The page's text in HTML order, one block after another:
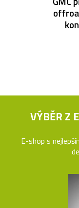
VÝBĚR Z
E-shop s